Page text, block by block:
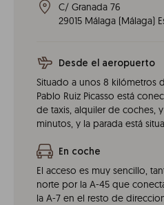
C/ Granada 76
29015 Málaga (Málaga)
Desde el aeropuerto
Situado a unos 8 kilómetros
Pablo Ruiz Picasso está
de taxis, alquiler de coches,
minutos, y la parada está
En coche
El acceso es muy sencillo,
norte por la A-45 que
la A-7 en el resto de